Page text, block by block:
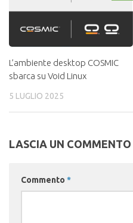
L’ambiente desktop COSMIC
sbarca su Void Linux
5 LUGLIO 2025
LASCIA UN COMMENTO
Commento *